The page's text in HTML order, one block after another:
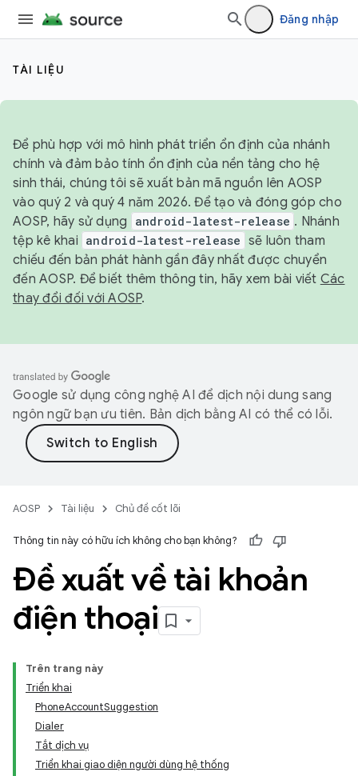
Đăng nhập
TÀI LIỆU
Để phù hợp với mô hình phát triển ổn định của nhánh
chính và đảm bảo tính ổn định của nền tảng cho hệ
sinh thái, chúng tôi sẽ xuất bản mã nguồn lên AOSP
vào quý 2 và quý 4 năm 2026. Để tạo và đóng góp cho
AOSP, hãy sử dụng
android-latest-release . Nhánh
tệp kê khai android-latest-release sẽ luôn tham
chiếu đến bản phát hành gần đây nhất được chuyển
đến AOSP. Để biết thêm thông tin, hãy xem bài viết Các
thay đổi đối với AOSP.
Google sử dụng công nghệ AI để dịch nội dung sang
ngôn ngữ bạn ưu tiên. Bản dịch bằng AI có thể có lỗi.
AOSP Tài liệu Chủ đề cốt lõi
Thông tin này có hữu ích không cho bạn không?
Đề xuất về tài khoản
điện thoại
Trên trang này
Triển khai
PhoneAccountSuggestion
Dialer
Tắt dịch vụ
Triển khai giao diện người dùng hệ thống